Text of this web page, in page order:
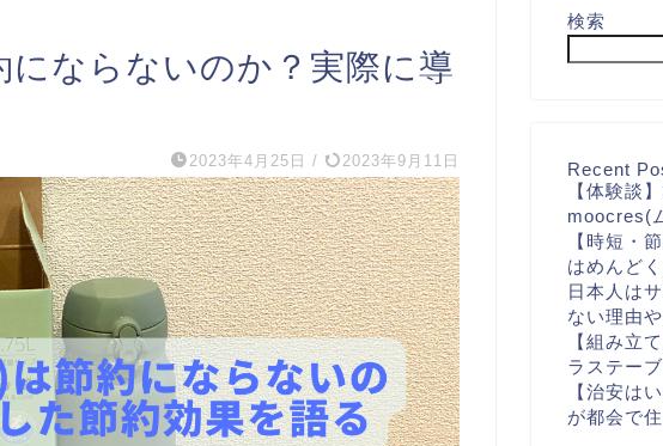
ならないのか？実際に導
2023年4月25日 / 2023年9月11日
検索
Recent
【体験談
moocres(
【時短・
はめんど
日本人は
ない理由
【組み立
ラステー
【治安は
が都会で